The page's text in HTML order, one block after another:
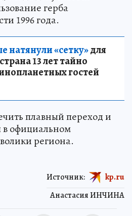
герба
1996 года.
натянули «сетку»для
13 лет тайно
гостей
плавный переход и
в официальном
региона.
Анастасия ИНЧИНА
Источник: kp.ru